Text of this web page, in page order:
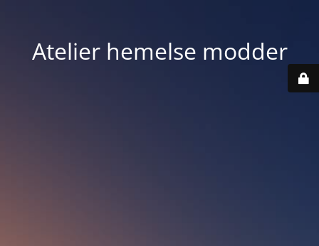
Atelier hemelse modder